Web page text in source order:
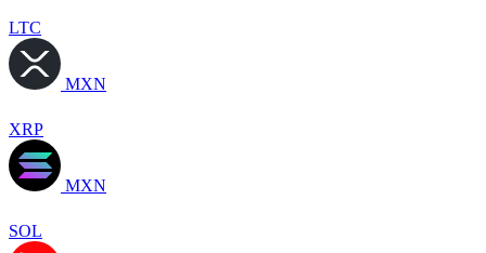
LTC
MXN
XRP
MXN
SOL